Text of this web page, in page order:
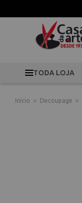
TODA LOJA
Início > Decoupage >